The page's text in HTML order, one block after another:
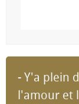
- Y'a plein
l'amour et